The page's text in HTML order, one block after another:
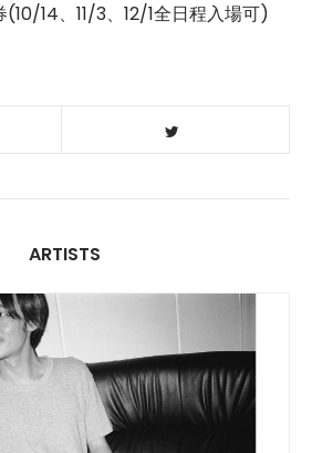
、11/3、12/1全日程入場可)
ARTISTS